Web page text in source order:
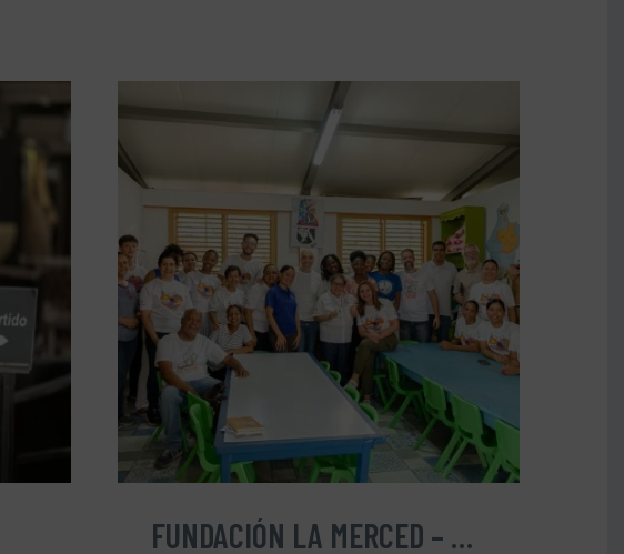
FUNDACIÓN LA MERCED – UN FUTURO DE ESPERANZA: IMPULSANDO EL CAMBIO EN BIENVENIDO, REPÚBLICA DOMINICANA